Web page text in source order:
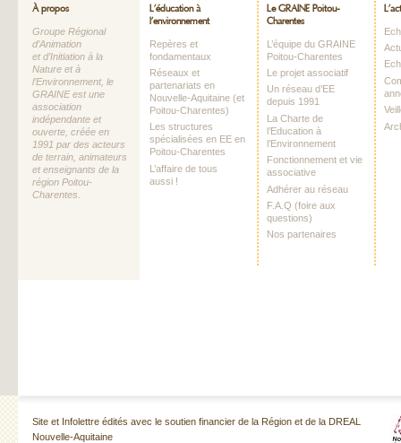
À propos
Groupe Régional
d’Animation
et d’Initiation à la
Nature et à
l’Environnement, le
GRAINE est une
association
indépendante et
ouverte, créée en
1991 par des acteurs
de terrain, animateurs
et enseignants de la
région Poitou-
Charentes.
L’éducation à
l’environnement
Repères et
fondamentaux
Réseaux et
partenariats en
Nouvelle-Aquitaine (et
Poitou-Charentes)
Les structures
spécialisées en EE en
Poitou-Charentes
L’affaire de tous
aussi !
Le GRAINE Poitou-
Charentes
L’équipe du GRAINE
Poitou-Charentes
Le projet associatif
Un réseau d’EE
depuis 1991
La Charte de
l’Education à
l’Environnement
Fonctionnement et vie
associative
Adhérer au réseau
F.A.Q (foire aux
questions)
Nos partenaires
Site et Infolettre édités avec le soutien financier de la Région et de la DREAL
Nouvelle-Aquitaine